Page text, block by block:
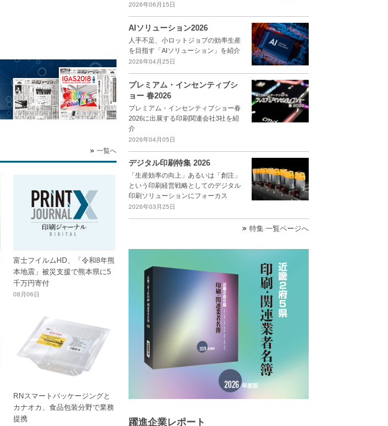
一覧へ
富士フイルムHD、「令和8年熊
本地震」被災支援で熊本県に5
千万円寄付
08月06日
RNスマートパッケージングと
カナオカ、食品包装分野で業務
提携
2026年06月15日
AIソリューション2026
人手不足、小ロットジョブの効率生産
を目指す「AIソリューション」を紹介
2026年04月25日
プレミアム・インセンティブシ
ョー 春2026
プレミアム・インセンティブショー春
2026に出展する印刷関連会社3社を紹
介
2026年04月05日
デジタル印刷特集 2026
「生産効率の向上」あるいは「創注」
という印刷経営戦略としてのデジタル
印刷ソリューションにフォーカス
2026年03月25日
特集 一覧ページへ
躍進企業レポート